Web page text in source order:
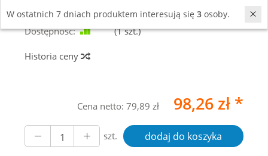
Producent: Staedtler
Dostępność:
Jest (1szt.)
Historia ceny
Cena netto: 79,89 zł 98,26 zł *
szt. dodaj do koszyka
W ostatnich 7 dniach produktem interesują się 3 osoby.